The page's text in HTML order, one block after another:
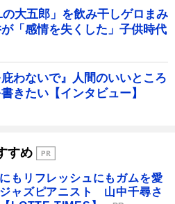
大五郎」を飲み干しゲロまみ
「感情を失くした」子供時代
わないで』人間のいいところ
きたい【インタビュー】
すめ
もリフレッシュにもガムを愛
ャズピアニスト 山中千尋さ